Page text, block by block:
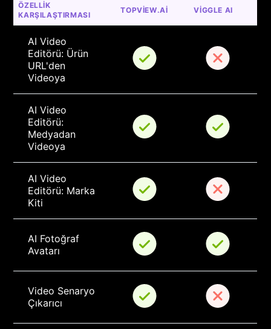
ÖZELLIK
KARŞILAŞTIRMASI
TOPVIEW.AI VIGGLE AI
AI Video
Editörü: Ürün
URL'den
Videoya
AI Video
Editörü:
Medyadan
Videoya
AI Video
Editörü: Marka
Kiti
AI Fotoğraf
Avatarı
Video Senaryo
Çıkarıcı